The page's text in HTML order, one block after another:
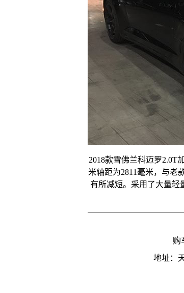
2018款雪佛兰科迈罗2.0T
米轴距为2811毫米，与老
有所减短。采用了大量轻
购
地址：